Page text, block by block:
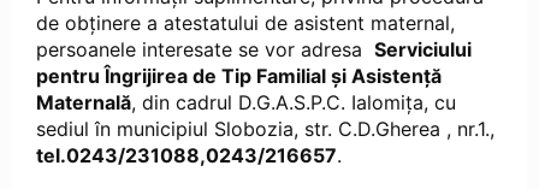
de obținere a atestatului de asistent maternal,
persoanele interesate se vor adresa Serviciului
pentru Îngrijirea de Tip Familial și Asistență
Maternală, din cadrul D.G.A.S.P.C. Ialomița, cu
sediul în municipiul Slobozia, str. C.D.Gherea , nr.1.,
tel.0243/231088,0243/216657.